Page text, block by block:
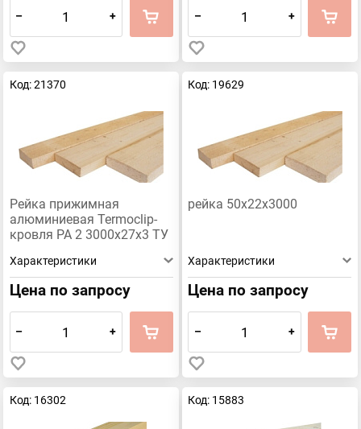
– + – +
Код: 21370
Рейка прижимная
алюминиевая Termoclip-
кровля РА 2 3000х27х3 ТУ
Характеристики
Цена по запросу
– +
Код: 19629
рейка 50х22х3000
Характеристики
Цена по запросу
– +
Код: 16302 Код: 15883